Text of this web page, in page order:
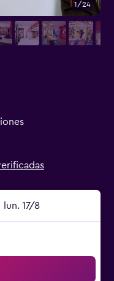
lun. 17/8
1/24